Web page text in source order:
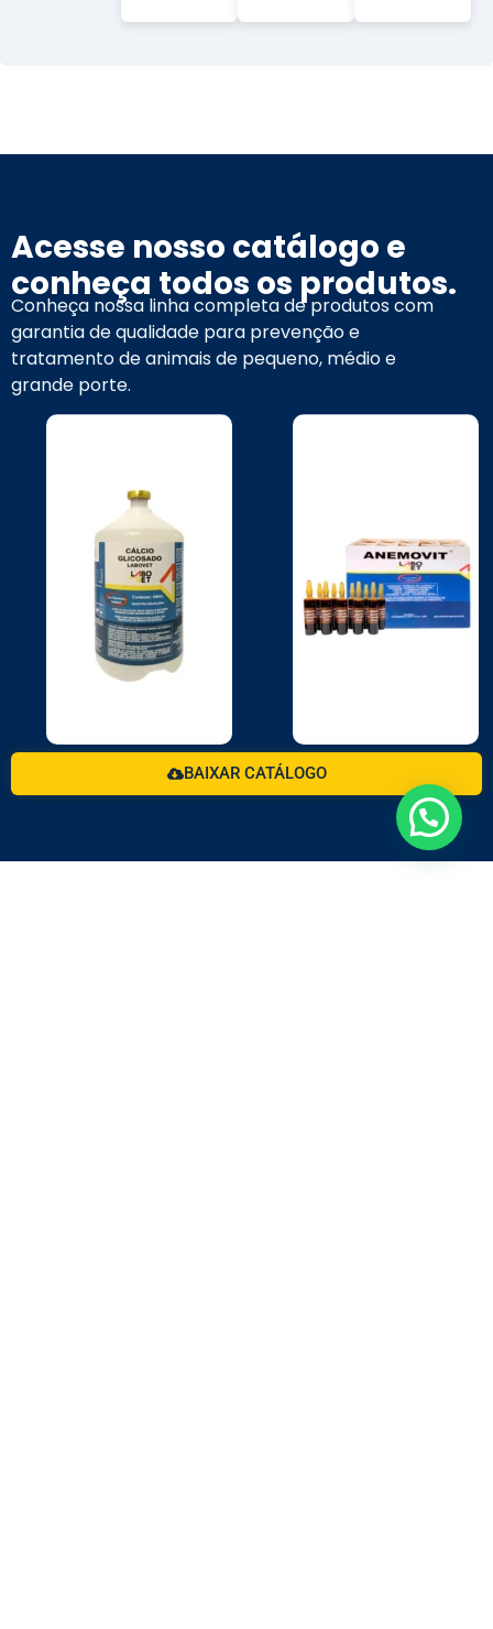
Acesse nosso catálogo e
conheça todos os produtos.
Conheça nossa linha completa de produtos com
garantia de qualidade para prevenção e
tratamento de animais de pequeno, médio e
grande porte.
BAIXAR CATÁLOGO